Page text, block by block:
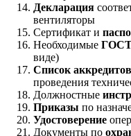
Декларация
вентиляторы
Сертификат и
Необходимые
виде)
Список
проведения
Должностные
Приказы по
Удостоверение
Документы по